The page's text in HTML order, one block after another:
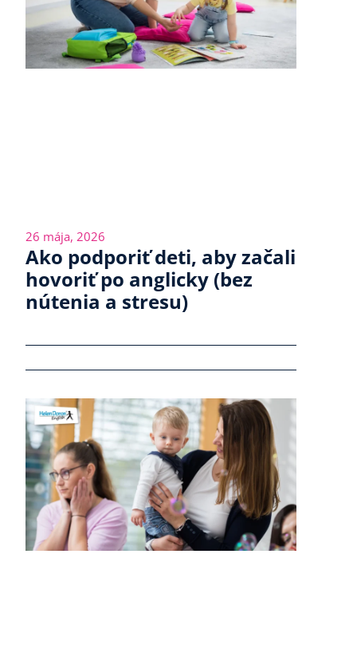
26 mája, 2026
Ako podporiť deti, aby začali
hovoriť po anglicky (bez
nútenia a stresu)